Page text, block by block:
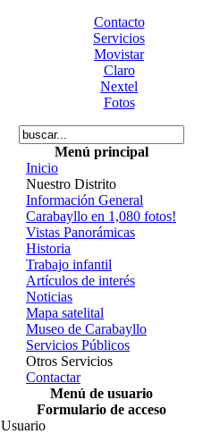
Contacto
Servicios
Movistar
Claro
Nextel
Fotos
Menú principal
Inicio
Nuestro Distrito
Información General
Carabayllo en 1,080 fotos!
Vistas Panorámicas
Historia
Trabajo infantil
Artículos de interés
Noticias
Mapa satelital
Museo de Carabayllo
Servicios Públicos
Otros Servicios
Contactar
Menú de usuario
Formulario de acceso
Usuario